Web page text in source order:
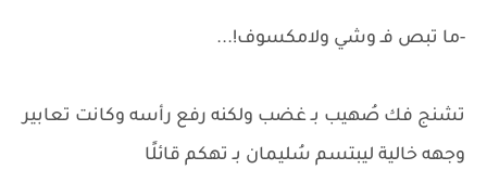
-ما تبص فـ وشي ولامكسوف!...
تشنج فك صُهيب بـ غضب ولكنه رفع رأسه وكانت تعابير
وجهه خالية ليبتسم سُليمان بـ تهكم قائلًا